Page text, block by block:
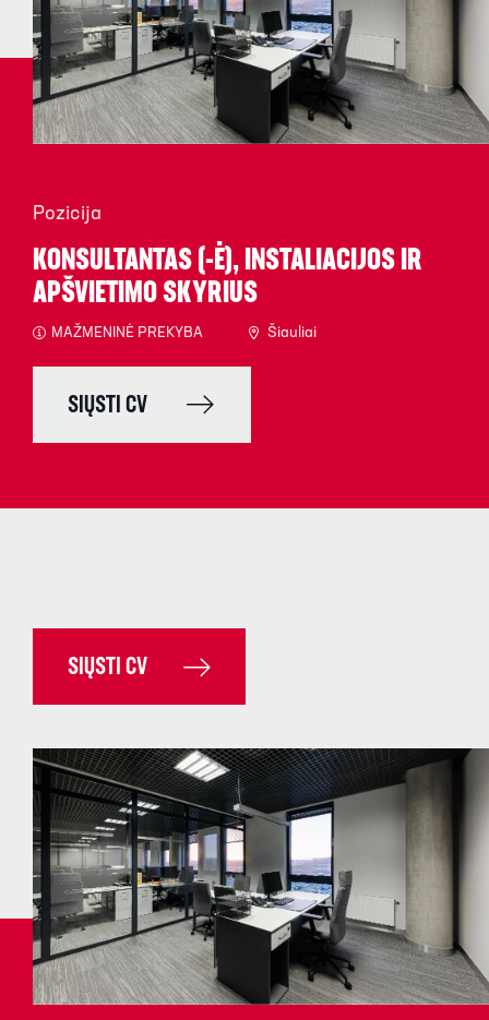
Pozicija
KONSULTANTAS (-Ė), INSTALIACIJOS IR
APŠVIETIMO SKYRIUS
MAŽMENINĖ PREKYBA Šiauliai
SIŲSTI CV
SIŲSTI CV